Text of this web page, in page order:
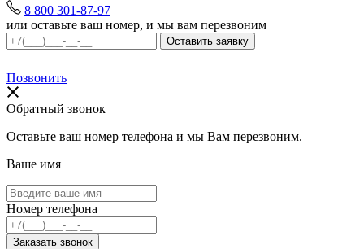
8 800 301-87-97
или оставьте ваш номер, и мы вам перезвоним
Позвонить
Обратный звонок
Оставьте ваш номер телефона и мы Вам перезвоним.
Ваше имя
Номер телефона
Заказать звонок